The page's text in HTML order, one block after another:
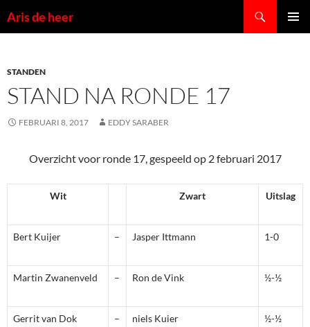
naar
Aris de heer
STANDEN
STAND NA RONDE 17
FEBRUARI 8, 2017 EDDY SARABER
Overzicht voor ronde 17, gespeeld op 2 februari 2017
Wit Zwart Uitslag
Bert Kuijer – Jasper Ittmann 1-0
Martin Zwanenveld – Ron de Vink ½-½
Gerrit van Dok – niels Kuier ½-½